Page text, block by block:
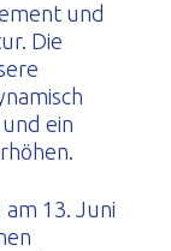
und
Die
ein
am 13. Juni